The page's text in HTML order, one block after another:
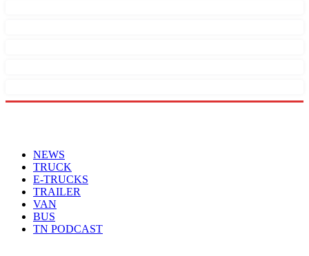
NEWS
TRUCK
E-TRUCKS
TRAILER
VAN
BUS
TN PODCAST